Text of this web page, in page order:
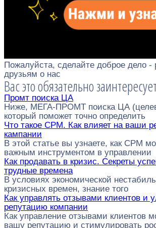
Пожалуйста, сделайте доброе дело -
друзьям о нас
Вас это обязательно заинтересует
Промт поиска ЦА
Ниже, МЕГА-ПРОМТ поиска ЦА
который поможет точно определить
Что такое CPM. Как влияет на ваши
кампании
В этой статье вы узнаете, как CPM
важным инструментом в управлении
Как продавать в кризис. Секреты
трудные времена
В условиях экономической
кризисных времен, знание того
Как управлять отзывами клиентов и
репутацию компании
Как управление отзывами клиентов
вашу репутацию и стимулировать